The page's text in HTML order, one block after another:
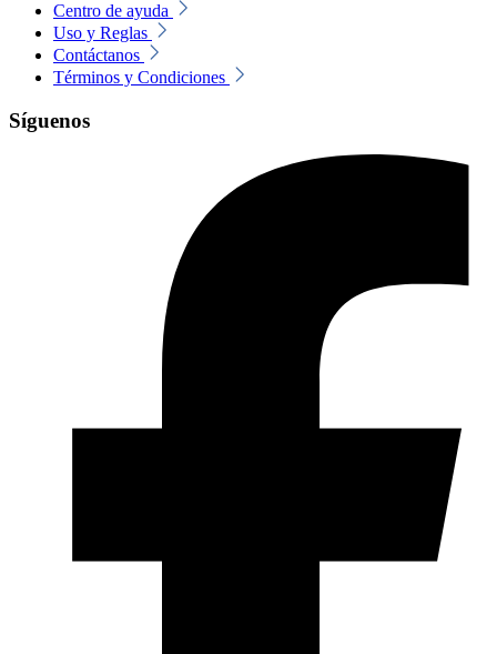
Centro de ayuda
Uso y Reglas
Contáctanos
Términos y Condiciones
Síguenos